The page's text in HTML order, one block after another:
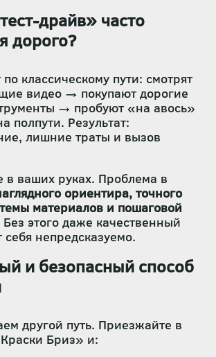
драйв» часто
дорого?
классическому пути: смотрят
видео → покупают дорогие
→ пробуют «на авось»
полпути. Результат:
лишние траты и вызов
в ваших руках. Проблема в
ориентира, точного
материалов и пошаговой
Без этого даже качественный
себя непредсказуемо.
и безопасный способ
другой путь. Приезжайте в
Бриз» и: